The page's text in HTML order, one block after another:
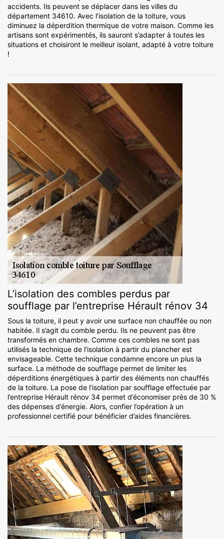
accidents. Ils peuvent se déplacer dans les villes du
département 34610. Avec l’isolation de la toiture, vous
diminuez la déperdition thermique de votre maison. Comme les
artisans sont expérimentés, ils sauront s’adapter à toutes les
situations et choisiront le meilleur isolant, adapté à votre toiture
!
L’isolation des combles perdus par
soufflage par l’entreprise Hérault rénov 34
Sous la toiture, il peut y avoir une surface non chauffée ou non
habitée. Il s’agit du comble perdu. Ils ne peuvent pas être
transformés en chambre. Comme ces combles ne sont pas
utilisés la technique de l’isolation à partir du plancher est
envisageable. Cette technique condamne encore un plus la
surface. La méthode de soufflage permet de limiter les
déperditions énergétiques à partir des éléments non chauffés
de la toiture. La pose de l’isolation par soufflage effectuée par
l’entreprise Hérault rénov 34 permet d’économiser près de 30 %
des dépenses d’énergie. Alors, confier l’opération à un
professionnel certifié pour bénéficier d’aides financières.